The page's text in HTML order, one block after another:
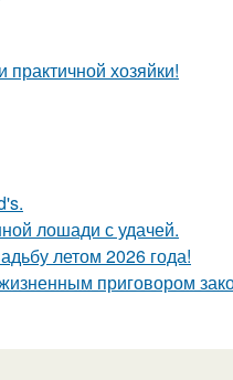
хозяйки!
лошади с удачей.
летом 2026 года!
приговором